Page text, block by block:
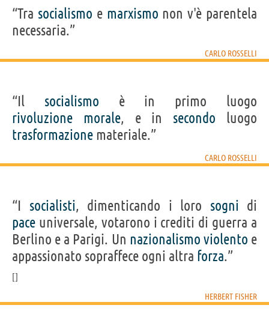
“Tra socialismo e marxismo non v'è parentela
necessaria.”
CARLO ROSSELLI
“Il socialismo è in primo luogo
rivoluzione
morale, e in secondo luogo
trasformazione materiale.”
CARLO ROSSELLI
“I socialisti, dimenticando i loro sogni di
pace universale, votarono i crediti di guerra a
Berlino e a Parigi. Un nazionalismo violento e
appassionato sopraffece ogni altra forza.”
HERBERT FISHER